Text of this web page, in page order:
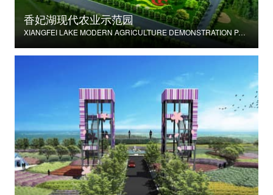
香妃湖现代农业示范园
XIANGFEI LAKE MODERN AGRICULTURE DEMONSTRATION PARK